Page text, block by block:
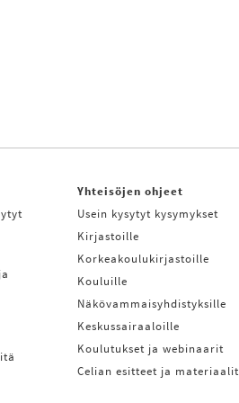
Yhteisöjen ohjeet
Usein kysytyt kysymykset
Kirjastoille
Korkeakoulukirjastoille
Kouluille
Näkövammaisyhdistyksille
Keskussairaaloille
Koulutukset ja webinaarit
Celian esitteet ja materiaalit